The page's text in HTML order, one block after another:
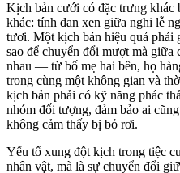
Kịch bản cưới có đặc trưng khác
khác: tính đan xen giữa nghi lễ
tươi. Một kịch bản hiệu quả phải
sao để chuyển đổi mượt mà
nhau — từ bố mẹ hai bên, họ
trong cùng một không gian và
kịch bản phải có kỹ năng phác
nhóm đối tượng, đảm bảo ai
không cảm thấy bị bỏ rơi.
Yếu tố xung đột kịch trong tiệc
nhân vật, mà là sự chuyển đổi